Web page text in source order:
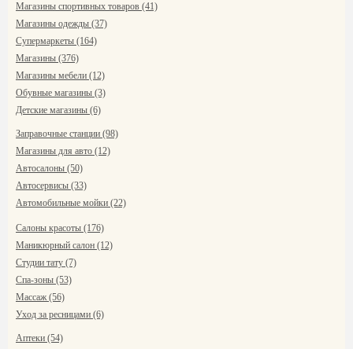
Магазины спортивных товаров (41)
Магазины одежды (37)
Супермаркеты (164)
Магазины (376)
Магазины мебели (12)
Обувные магазины (3)
Детские магазины (6)
Заправочные станции (98)
Магазины для авто (12)
Автосалоны (50)
Автосервисы (33)
Автомобильные мойки (22)
Салоны красоты (176)
Маникюрный салон (12)
Студии тату (7)
Спа-зоны (53)
Массаж (56)
Уход за ресницами (6)
Аптеки (54)